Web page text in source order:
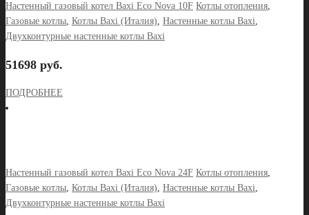
Настенный газовый котел Baxi Eco Nova 10F Котлы отопления,
Газовые котлы, Котлы Baxi (Италия), Настенные котлы Baxi,
Двухконтурные настенные котлы Baxi
51698 руб.
ПОДРОБНЕЕ
Настенный газовый котел Baxi Eco Nova 24F Котлы отопления,
Газовые котлы, Котлы Baxi (Италия), Настенные котлы Baxi,
Двухконтурные настенные котлы Baxi